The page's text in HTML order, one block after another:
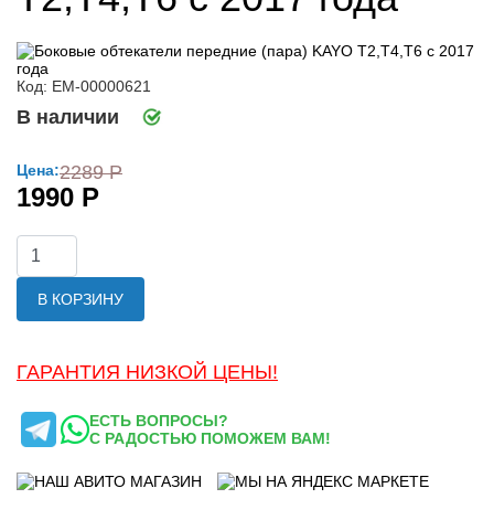
Код: ЕМ-00000621
В наличии
Цена:2289 Р
1990 Р
В КОРЗИНУ
ГАРАНТИЯ НИЗКОЙ ЦЕНЫ!
ЕСТЬ ВОПРОСЫ?
С РАДОСТЬЮ ПОМОЖЕМ ВАМ!